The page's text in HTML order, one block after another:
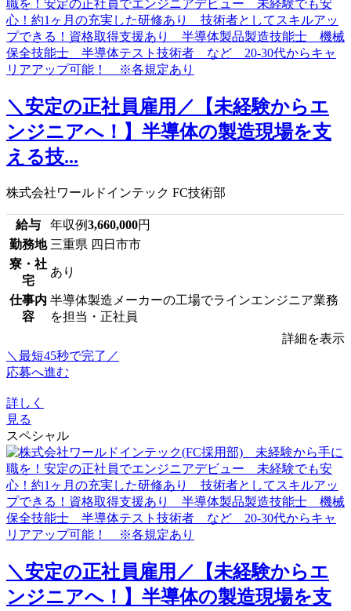
＼安定の正社員雇用／【未経験からエ
ンジニアへ！】半導体の製造現場を支
える技...
株式会社ワールドインテック FC技術部
給与 年収例3,660,000円
勤務地 三重県 四日市市
寮・社
宅
あり
仕事内
容
半導体製造メーカーの工場でラインエンジニア業務
を担当・正社員
詳細を表示
＼最短45秒で完了／
応募へ進む
詳しく
見る
スペシャル
＼安定の正社員雇用／【未経験からエ
ンジニアへ！】半導体の製造現場を支